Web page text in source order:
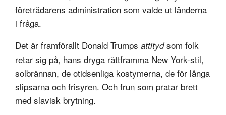
företrädarens administration som valde ut länderna
i fråga.
Det är framförallt Donald Trumps attitydsom folk
retar sig på, hans dryga rättframma New York-stil,
solbrännan, de otidsenliga kostymerna, de för långa
slipsarna och frisyren. Och frun som pratar brett
med slavisk brytning.